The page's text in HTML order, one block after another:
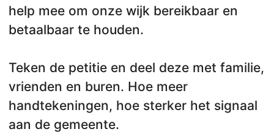
help mee om onze wijk bereikbaar en
betaalbaar te houden.
Teken de petitie en deel deze met familie,
vrienden en buren. Hoe meer
handtekeningen, hoe sterker het signaal
aan de gemeente.